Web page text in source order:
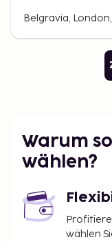
Belgravia,
Warum
wählen?
wählen